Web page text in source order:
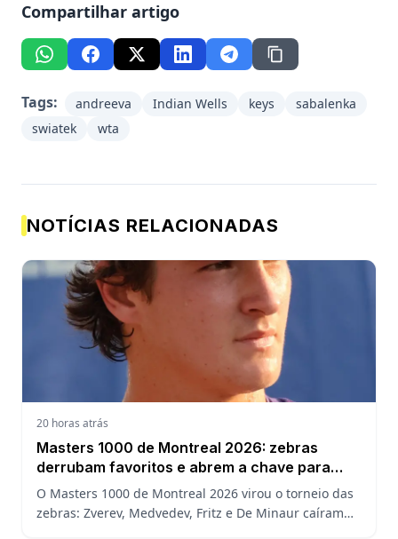
Compartilhar artigo
Tags: andreeva Indian Wells keys
sabalenka
swiatek
wta
NOTÍCIAS RELACIONADAS
20 horas atrás
Masters 1000 de Montreal 2026: zebras
derrubam favoritos e abrem a chave para
João Fonseca
O Masters 1000 de Montreal 2026 virou o torneio das
zebras: Zverev, Medvedev, Fritz e De Minaur caíram